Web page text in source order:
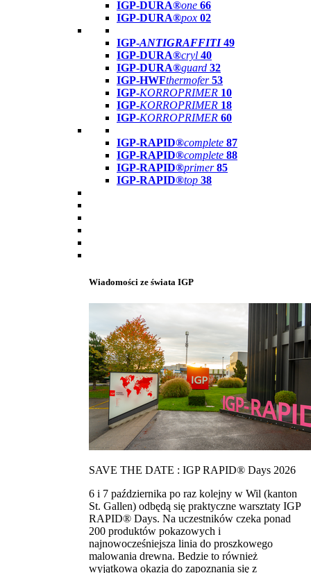
IGP-DURA®one 66
IGP-DURA®pox 02
IGP-ANTIGRAFFITI49
IGP-DURA®cryl 40
IGP-DURA®guard 32
IGP-HWFthermofer 53
IGP-KORROPRIMER 10
IGP-KORROPRIMER 18
IGP-KORROPRIMER 60
IGP-RAPID®complete 87
IGP-RAPID®complete 88
IGP-RAPID®primer 85
IGP-RAPID®top 38
Wiadomości ze świata IGP
SAVE THE DATE : IGP RAPID® Days 2026
6 i 7 października po raz kolejny w Wil (kanton
St. Gallen) odbędą się praktyczne warsztaty IGP
RAPID® Days. Na uczestników czeka ponad
200 produktów pokazowych i
najnowocześniejsza linia do proszkowego
malowania drewna. Bedzie to również
wyjątkowa okazja do zapoznania się z